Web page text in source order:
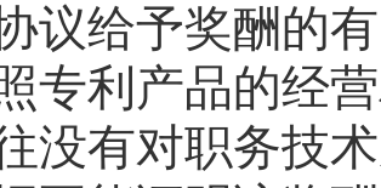
议给予奖酬的有
专利产品的经
没有对职务技